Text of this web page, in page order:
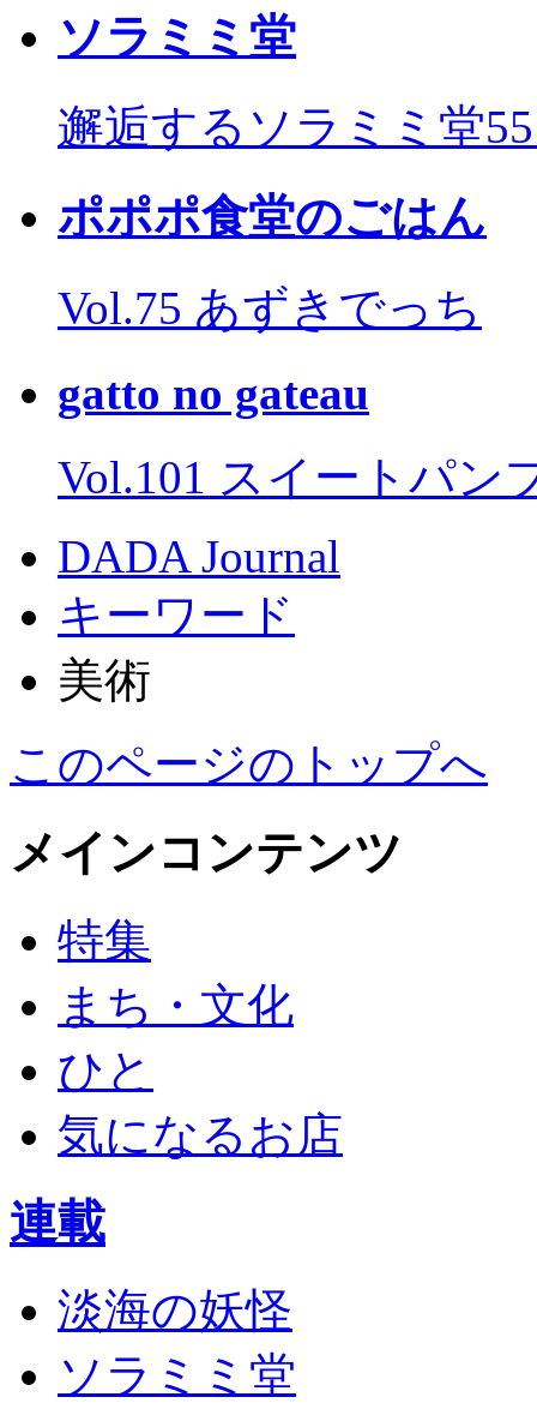
ソラミミ堂
邂逅するソラミミ堂
ポポポ食堂のごはん
Vol.75 あずきでっち
gatto no gateau
Vol.101 スイートパン
DADA Journal
キーワード
美術
このページのトップへ
メインコンテンツ
特集
まち・文化
ひと
気になるお店
連載
淡海の妖怪
ソラミミ堂